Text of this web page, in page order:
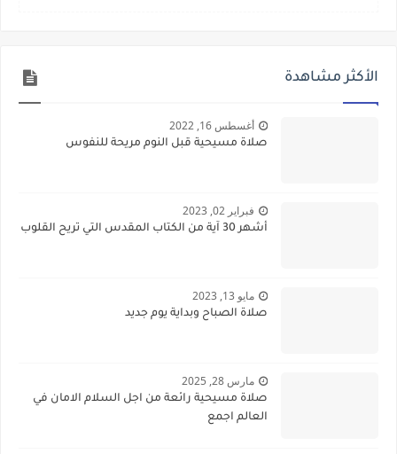
الأكثر مشاهدة
أغسطس 16, 2022
صلاة مسيحية قبل النوم مريحة للنفوس
فبراير 02, 2023
أشهر 30 آية من الكتاب المقدس التي تريح القلوب
مايو 13, 2023
صلاة الصباح وبداية يوم جديد
مارس 28, 2025
صلاة مسيحية رائعة من اجل السلام الامان في
العالم اجمع